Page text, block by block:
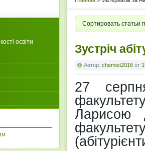
Сортировать статьи
Зустріч
Автор: chemist2016 от
27
Ларисою
освіти